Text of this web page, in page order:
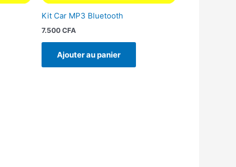
Kit Car MP3 Bluetooth
7.500CFA
Ajouter au panier